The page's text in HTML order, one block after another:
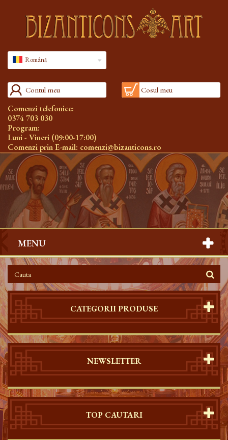
Română
Contul meu Cosul meu
Comenzi telefonice:
0374 703 030
Program:
Luni - Vineri (09:00-17:00)
Comenzi prin E-mail: comenzi@bizanticons.ro
MENU
CATEGORII PRODUSE
NEWSLETTER
TOP CAUTARI